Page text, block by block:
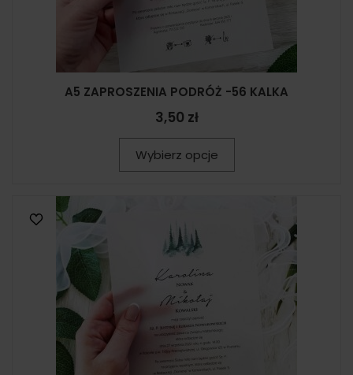
A5 ZAPROSZENIA PODRÓŻ -56 KALKA
3,50 zł
Wybierz opcje